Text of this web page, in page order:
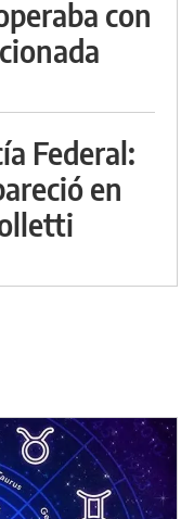
con
Federal:
en